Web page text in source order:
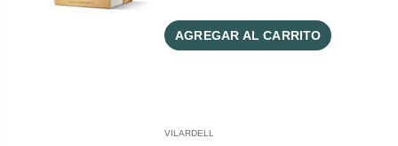
AGREGAR AL CARRITO
VILARDELL